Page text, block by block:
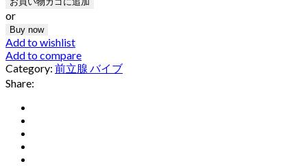
or
Buy now
Add to wishlist
Add to compare
Category: 前立腺 バイブ
Share: